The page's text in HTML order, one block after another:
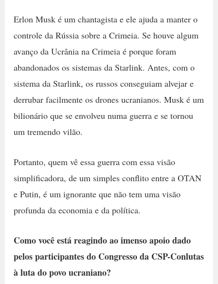
Erlon Musk é um chantagista e ele ajuda a manter o
controle da Rússia sobre a Crimeia. Se houve algum
avanço da Ucrânia na Crimeia é porque foram
abandonados os sistemas da Starlink. Antes, com o
sistema da Starlink, os russos conseguiam alvejar e
derrubar facilmente os drones ucranianos. Musk é um
bilionário que se envolveu numa guerra e se tornou
um tremendo vilão.
Portanto, quem vê essa guerra com essa visão
simplificadora, de um simples conflito entre a OTAN
e Putin, é um ignorante que não tem uma visão
profunda da economia e da política.
Como você está reagindo ao imenso apoio dado
pelos participantes do Congresso da CSP-Conlutas
à luta do povo ucraniano?